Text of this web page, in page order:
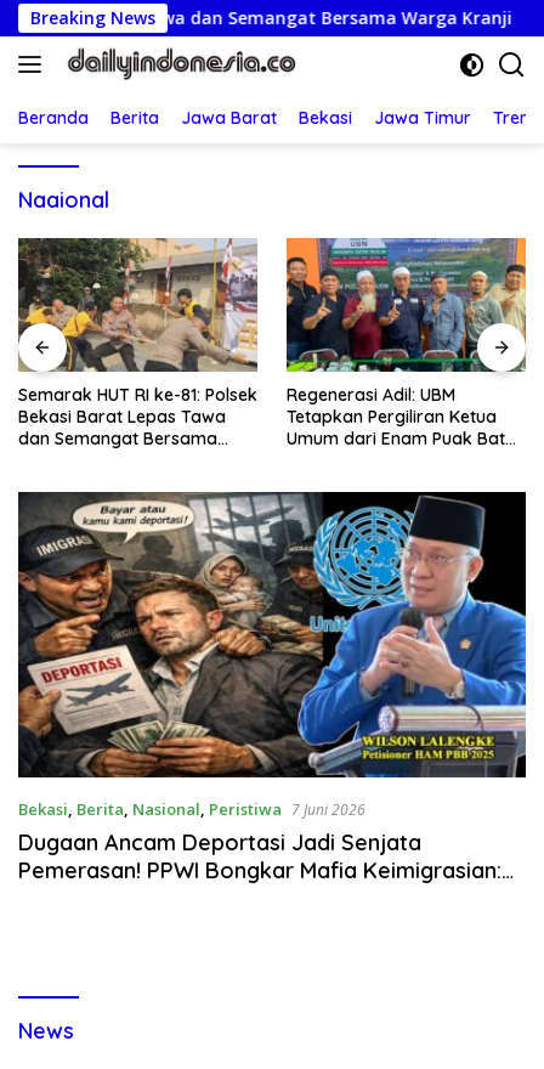
Langsung
ke
konten
Breaking News
Lepas Tawa dan Semangat Bersama Warga Kranji
Beranda Berita Jawa Barat Bekasi Jawa Timur
Naaional
Regenerasi Adil: UBM
Tetapkan Pergiliran Ketua
Umum dari Enam Puak Batak
Jumat Berkah: Kapolsek
Bekasi Barat Turun Langsung
Kunjungi Warga Sakit dan
Bekasi, Berita, Nasional, Peristiwa 7 Juni 2026
Dugaan Ancam Deportasi Jadi Senjata
Pemerasan! PPWI Bongkar Mafia Keimigrasian:
News